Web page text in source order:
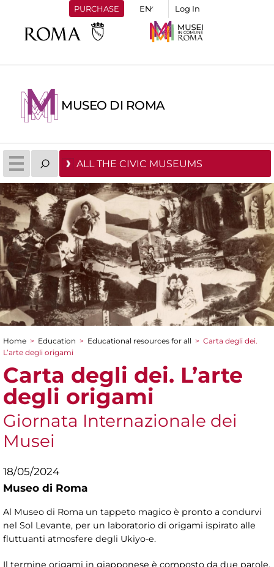
PURCHASE Log In
MUSEO DI ROMA
ALL THE CIVIC MUSEUMS
You are here
Home > Education > Educational resources for all > Carta degli dei.
L’arte degli origami
Carta degli dei. L’arte
degli origami
Giornata Internazionale dei
Musei
18/05/2024
Museo di Roma
Al Museo di Roma un tappeto magico è pronto a condurvi
nel Sol Levante, per un laboratorio di origami ispirato alle
fluttuanti atmosfere degli Ukiyo-e.
Il termine origami in giapponese è composto da due parole,